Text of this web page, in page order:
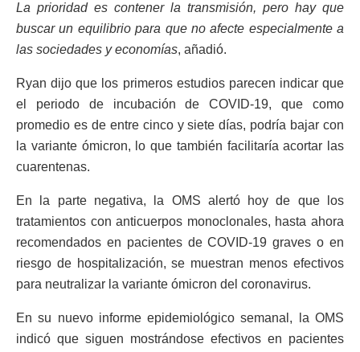
La prioridad es contener la transmisión, pero hay que
buscar un equilibrio para que no afecte especialmente a
las sociedades y economías, añadió.
Ryan dijo que los primeros estudios parecen indicar que
el periodo de incubación de COVID-19, que como
promedio es de entre cinco y siete días, podría bajar con
la variante ómicron, lo que también facilitaría acortar las
cuarentenas.
En la parte negativa, la OMS alertó hoy de que los
tratamientos con anticuerpos monoclonales, hasta ahora
recomendados en pacientes de COVID-19 graves o en
riesgo de hospitalización, se muestran menos efectivos
para neutralizar la variante ómicron del coronavirus.
En su nuevo informe epidemiológico semanal, la OMS
indicó que siguen mostrándose efectivos en pacientes